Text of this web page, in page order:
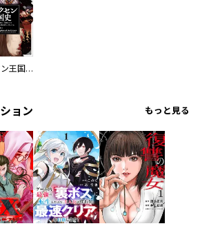
オルクセン王国史
ョン もっと見る